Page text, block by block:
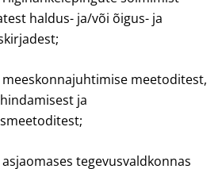
haldus- ja/või õigus- ja
meetoditest,
ja
tegevusvaldkonnas